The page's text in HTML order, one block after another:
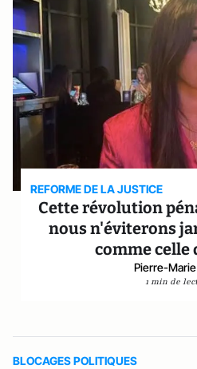
REFORME DE LA JUSTICE
Cette révolution
nous n'éviterons
comme celle
Pierre-
1 min de
BLOCAGES POLITIQUES